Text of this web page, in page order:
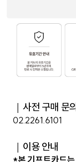
｜사전 구매 문
02.2261.6101
｜이용 안내
*본 기프트카드